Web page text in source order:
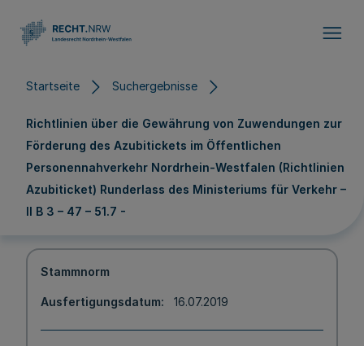
Startseite Suchergebnisse
Richtlinien über die Gewährung von Zuwendungen zur
Förderung des Azubitickets im Öffentlichen
Personennahverkehr Nordrhein-Westfalen (Richtlinien
Azubiticket) Runderlass des Ministeriums für Verkehr –
II B 3 – 47 – 51.7 -
Stammnorm
Ausfertigungsdatum 16.07.2019